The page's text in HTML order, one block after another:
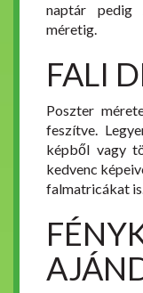
naptár pedig
méretig.
FALI
Poszter
feszítve.
képből vagy
kedvenc
falmatricákat